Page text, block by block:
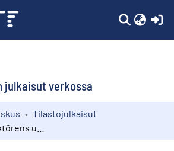
julkaisut verkossa
Tilastojulkaisut